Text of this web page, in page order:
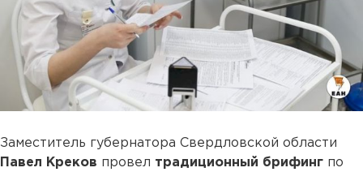
Заместитель губернатора Свердловской области
Павел Креков провел традиционный брифинг по